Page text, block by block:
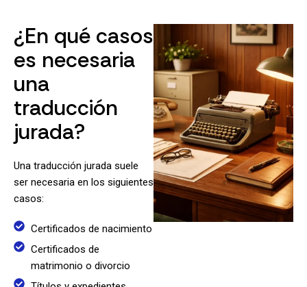
¿En qué casos
es necesaria
una
traducción
jurada?
Una traducción jurada suele
ser necesaria en los siguientes
casos:
Certificados de nacimiento
Certificados de
matrimonio o divorcio